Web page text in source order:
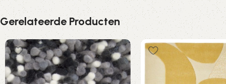
Gerelateerde Producten